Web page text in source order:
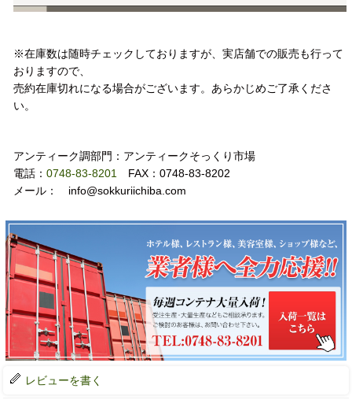
※在庫数は随時チェックしておりますが、実店舗での販売も行って
おりますので、
売約在庫切れになる場合がございます。あらかじめご了承くださ
い。
アンティーク調部門：アンティークそっくり市場
電話： 0748-83-8201 FAX：0748-83-8202
メール： info@sokkuriichiba.com
レビューを書く